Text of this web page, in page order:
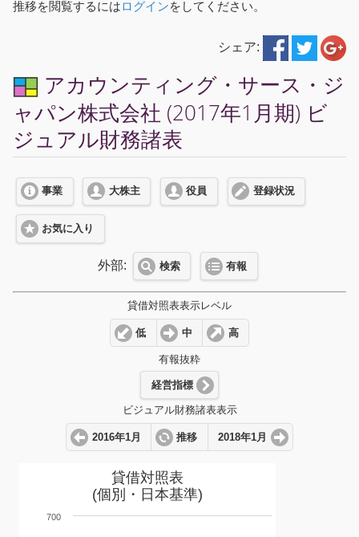
推移を閲覧するにはログインをしてください。
シェア:
アカウンティング・サース・ジ
ャパン株式会社 (2017年1月期) ビ
ジュアル財務諸表
事業 大株主 役員 登録状況
お気に入り
外部: 検索 有報
貸借対照表表示レベル
低 中 高
有報抜粋
経営指標
ビジュアル財務諸表表示
2016年1月 推移 2018年1月
貸借対照表
(個別・日本基準)
700